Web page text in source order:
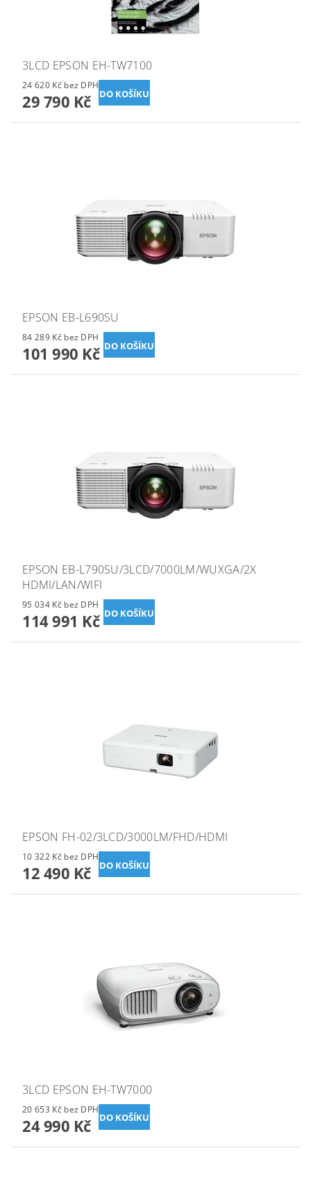
3LCD EPSON EH-TW7100
24 620 Kč bez DPH
29 790 Kč
EPSON EB-L690SU
84 289 Kč bez DPH
101 990 Kč
EPSON EB-L790SU/3LCD/7000LM/WUXGA/2X
HDMI/LAN/WIFI
95 034 Kč bez DPH
114 991 Kč
EPSON FH-02/3LCD/3000LM/FHD/HDMI
10 322 Kč bez DPH
12 490 Kč
3LCD EPSON EH-TW7000
20 653 Kč bez DPH
24 990 Kč